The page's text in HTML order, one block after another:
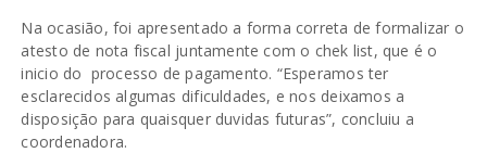
Na ocasião, foi apresentado a forma correta de formalizar o
atesto de nota fiscal juntamente com o chek list, que é o
inicio do processo de pagamento. “Esperamos ter
esclarecidos algumas dificuldades, e nos deixamos a
disposição para quaisquer duvidas futuras”, concluiu a
coordenadora.